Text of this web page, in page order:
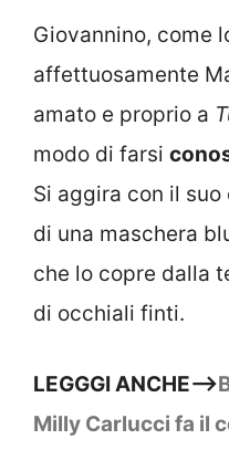
Giovannino, come
affettuosamente
amato e proprio a
modo di farsi
Si aggira con il
di una maschera
che lo copre dalla
di occhiali finti.
LEGGGI ANCHE–>
Milly Carlucci fa il